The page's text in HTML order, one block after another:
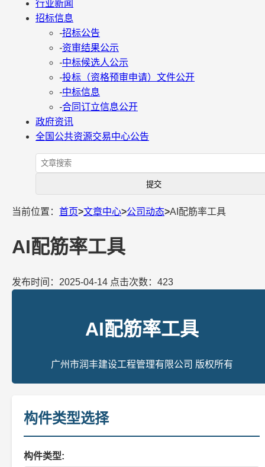
行业新闻
招标信息
-招标公告
-资审结果公示
-中标候选人公示
-投标（资格预审申请）文件公开
-中标信息
-合同订立信息公开
政府资讯
全国公共资源交易中心公告
当前位置： 首页>文章中心>公司动态>AI配筋率工具
AI配筋率工具
发布时间：2025-04-14 点击次数：423
AI配筋率工具
广州市润丰建设工程管理有限公司 版权所有
构件类型选择
构件类型: